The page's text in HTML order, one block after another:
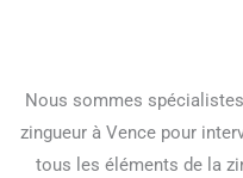
Nous sommes
zingueur à Vence pour
tous les éléments de la